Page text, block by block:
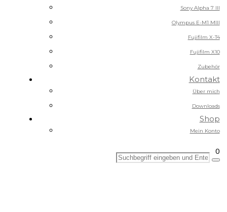
Sony Alpha 7 III
Olympus E-M1 MIII
Fujifilm X-T4
Fujifilm X10
Zubehör
Kontakt
Über mich
Downloads
Shop
Mein Konto
0